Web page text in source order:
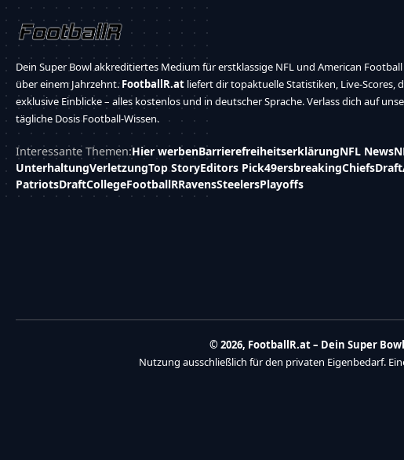
Dein Super Bowl akkreditiertes Medium für erstklassige NFL und American
über einem Jahrzehnt.FootballR.at liefert dir topaktuelle Statistiken, Live-Scores,
exklusive Einblicke – alles kostenlos und in deutscher Sprache. Verlass dich auf
tägliche Dosis Football-Wissen.
Interessante Themen:Hier werbenBarrierefreiheitserklärungNFL News
UnterhaltungVerletzungTop StoryEditors Pick49ersbreakingChiefsDraft
PatriotsDraftCollegeFootballRRavensSteelersPlayoffs
© 2026, FootballR.at – Dein Super
Nutzung ausschließlich für den privaten Eigenbedarf.